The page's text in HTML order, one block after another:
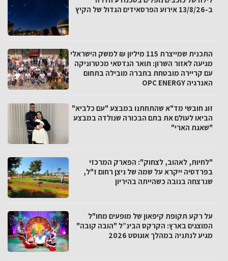
ב-13/8/26 אירוע הפרסאידים הגדול של הקיץ
התכנית שמייצרת 115 מיליון ₪ למשק הישראלי
מגיעה לאזור השרון: תואר הנדסאי מכטרוניקה
עם קריירה מובטחת בחברה מובילה בתחום
האנרגיה OPC ENERGY
זוג חובשי מד"א שהתחתנו במבצע "עם כלביא"
הביאו לעולם את בתם הבכורה שנולדה במבצע
"שאגת הארי"
"לחיות, לאהוב, לצחוק": הפארק המרכזי
בפרדסיה ייקרא על שמה של ניצן רחום ז"ל,
שנרצחה בנובה כשהייתה בהיריון
על רקע תקופת קיפאון של מופעים מחו"ל
המוצגים בארץ: הקרקס הבינ”ל "הובה קובה"
מגיע לנתניה במהלך אוגוסט 2026